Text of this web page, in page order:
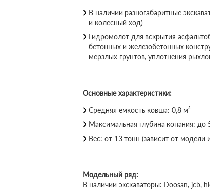
В наличии разногабаритные
и колесный ход)
Гидромолот для вскрытия
бетонных и железобетонных
мерзлых грунтов, уплотнения
Основные характеристики:
Средняя емкость ковша: 0,8 м³
Максимальная глубина копания: до
Вес: от 13 тонн (зависит от модели
Модельный ряд:
В наличии экскаваторы: Doosan, jcb,